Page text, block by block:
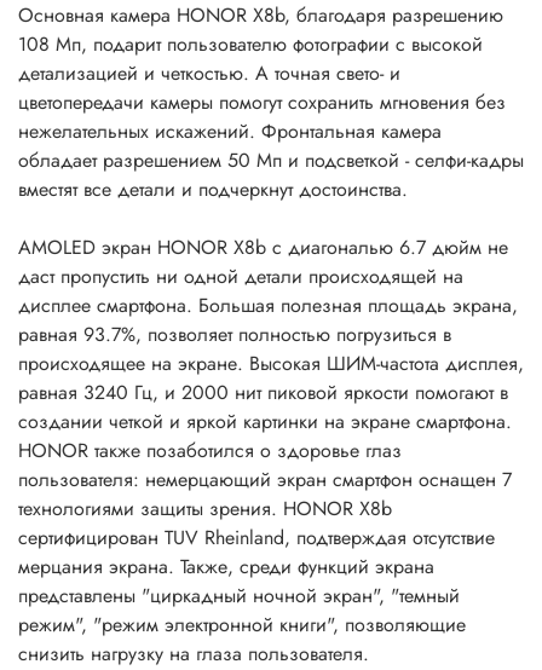
Основная камера HONOR X8b, благодаря разрешению
108 Мп, подарит пользователю фотографии с высокой
детализацией и четкостью. А точная свето- и
цветопередачи камеры помогут сохранить мгновения без
нежелательных искажений. Фронтальная камера
обладает разрешением 50 Мп и подсветкой - селфи-кадры
вместят все детали и подчеркнут достоинства.
AMOLED экран HONOR X8b с диагональю 6.7 дюйм не
даст пропустить ни одной детали происходящей на
дисплее смартфона. Большая полезная площадь экрана,
равная 93.7%, позволяет полностью погрузиться в
происходящее на экране. Высокая ШИМ-частота дисплея,
равная 3240 Гц, и 2000 нит пиковой яркости помогают в
создании четкой и яркой картинки на экране смартфона.
HONOR также позаботился о здоровье глаз
пользователя: немерцающий экран смартфон оснащен 7
технологиями защиты зрения. HONOR X8b
сертифицирован TUV Rheinland, подтверждая отсутствие
мерцания экрана. Также, среди функций экрана
представлены "циркадный ночной экран", "темный
режим", "режим электронной книги", позволяющие
снизить нагрузку на глаза пользователя.